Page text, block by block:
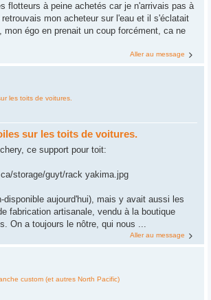
flotteurs à peine achetés car je n'arrivais pas à
mon acheteur sur l'eau et il s'éclatait
mon égo en prenait un coup forcément, ca ne
Aller au message
les toits de voitures.
sur les toits de voitures.
ce support pour toit:
storage/guyt/rack yakima.jpg
disponible aujourd'hui), mais y avait aussi les
fabrication artisanale, vendu à la boutique
On a toujours le nôtre, qui nous ...
Aller au message
custom (et autres North Pacific)